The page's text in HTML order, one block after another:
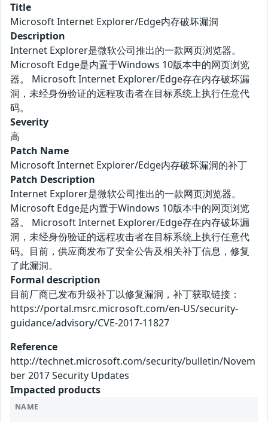
Title
Microsoft Internet Explorer/Edge内存破坏漏洞
Description
Internet Explorer是微软公司推出的一款网页浏览器。
Microsoft Edge是内置于Windows 10版本中的网页浏览
器。 Microsoft Internet Explorer/Edge存在内存破坏漏
洞，未经身份验证的远程攻击者在目标系统上执行任意代
码。
Severity
高
Patch Name
Microsoft Internet Explorer/Edge内存破坏漏洞的补丁
Patch Description
Internet Explorer是微软公司推出的一款网页浏览器。
Microsoft Edge是内置于Windows 10版本中的网页浏览
器。 Microsoft Internet Explorer/Edge存在内存破坏漏
洞，未经身份验证的远程攻击者在目标系统上执行任意代
码。目前，供应商发布了安全公告及相关补丁信息，修复
了此漏洞。
Formal description
目前厂商已发布升级补丁以修复漏洞，补丁获取链接：
https://portal.msrc.microsoft.com/en-US/security-
guidance/advisory/CVE-2017-11827
Reference
http://technet.microsoft.com/security/bulletin/Novem
ber 2017 Security Updates
Impacted products
NAME